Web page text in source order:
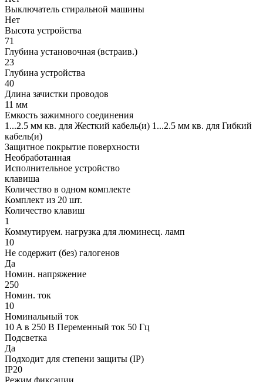
Выключатель стиральной машины
Нет
Высота устройства
71
Глубина установочная (встраив.)
23
Глубина устройства
40
Длина зачистки проводов
11 мм
Емкость зажимного соединения
1...2.5 мм кв. для Жесткий кабель(и) 1...2.5 мм кв. для Гибкий
кабель(и)
Защитное покрытие поверхности
Необработанная
Исполнительное устройство
клавиша
Количество в одном комплекте
Комплект из 20 шт.
Количество клавиш
1
Коммутируем. нагрузка для люминесц. ламп
10
Не содержит (без) галогенов
Да
Номин. напряжение
250
Номин. ток
10
Номинальный ток
10 A в 250 В Переменный ток 50 Гц
Подсветка
Да
Подходит для степени защиты (IP)
IP20
Режим фиксации